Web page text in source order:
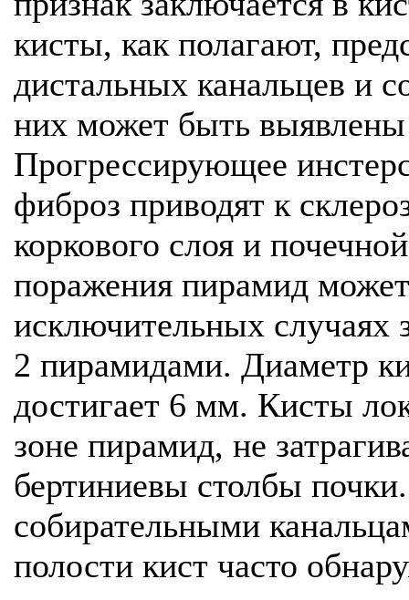
кисты, как полагают,
дистальных канальцев и
них может быть выявлены
Прогрессирующее
фиброз приводят к
коркового слоя и
поражения пирамид
исключительных случаях
2 пирамидами. Диаметр
достигает 6 мм. Кисты
зоне пирамид, не
бертиниевы столбы
собирательными
полости кист часто